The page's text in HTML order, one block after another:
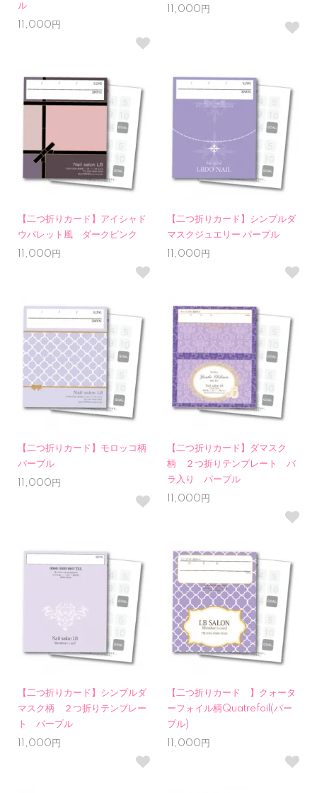
ル
11,000円
11,000円
【二つ折りカード】アイシャド
ウパレット風 ダークピンク
11,000円
【二つ折りカード】シンプルダ
マスクジュエリー パープル
11,000円
【二つ折りカード】モロッコ柄
パープル
11,000円
【二つ折りカード】ダマスク
柄 ２つ折りテンプレート バ
ラ入り パープル
11,000円
【二つ折りカード】シンプルダ
マスク柄 ２つ折りテンプレー
ト パープル
11,000円
【二つ折りカード 】クォータ
ーフォイル柄Quatrefoil(パー
プル)
11,000円